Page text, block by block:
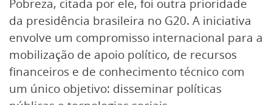
Pobreza, citada por ele, foi outra prioridade
da presidência brasileira no G20. A iniciativa
envolve um compromisso internacional para a
mobilização de apoio político, de recursos
financeiros e de conhecimento técnico com
um único objetivo: disseminar políticas